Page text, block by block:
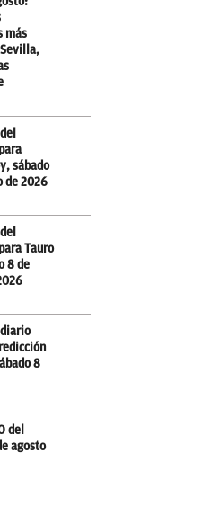
más
sábado
de 2026
Tauro
8 de
diario
8
del
agosto